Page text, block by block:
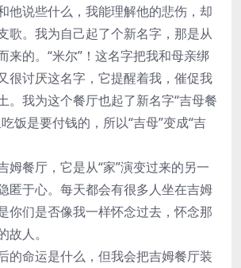
他说些什么，我能理解他的悲伤，却
歌。我为自己起了个新名字，那是从
来的。“米尔”！这名字把我和母亲绑
很讨厌这名字，它提醒着我，催促我
。我为这个餐厅也起了新名字“吉母餐
饭是要付钱的，所以“吉母”变成“吉
姆餐厅，它是从“家”演变过来的另一
匿于心。每天都会有很多人坐在吉姆
你们是否像我一样怀念过去，怀念那
人。
的命运是什么，但我会把吉姆餐厅装